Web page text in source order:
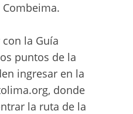
Combeima.
la Guía
puntos de la
ingresar en la
donde
la ruta de la